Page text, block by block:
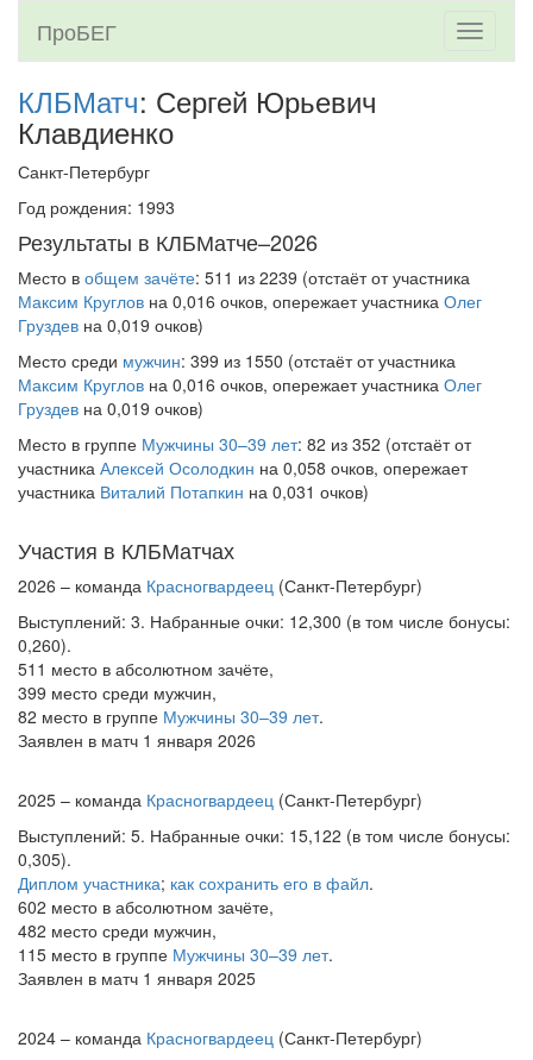
Toggle
ПроБЕГ
КЛБМатч: Сергей Юрьевич
Клавдиенко
Санкт-Петербург
Год рождения: 1993
Результаты в КЛБМатче–2026
Место в общем зачёте: 511 из 2239 (отстаёт от участника
Максим Круглов на 0,016 очков, опережает участника Олег
Груздев на 0,019 очков)
Место среди мужчин: 399 из 1550 (отстаёт от участника
Максим Круглов на 0,016 очков, опережает участника Олег
Груздев на 0,019 очков)
Место в группе Мужчины 30–39 лет: 82 из 352 (отстаёт от
участника Алексей Осолодкин на 0,058 очков, опережает
участника Виталий Потапкин на 0,031 очков)
Участия в КЛБМатчах
2026 – команда Красногвардеец (Санкт-Петербург)
Выступлений: 3. Набранные очки: 12,300 (в том числе бонусы:
0,260).
511 место в абсолютном зачёте,
399 место среди мужчин,
82 место в группе Мужчины 30–39 лет.
Заявлен в матч 1 января 2026
2025 – команда Красногвардеец (Санкт-Петербург)
Выступлений: 5. Набранные очки: 15,122 (в том числе бонусы:
0,305).
Диплом участника; как сохранить его в файл.
602 место в абсолютном зачёте,
482 место среди мужчин,
115 место в группе Мужчины 30–39 лет.
Заявлен в матч 1 января 2025
2024 – команда Красногвардеец (Санкт-Петербург)